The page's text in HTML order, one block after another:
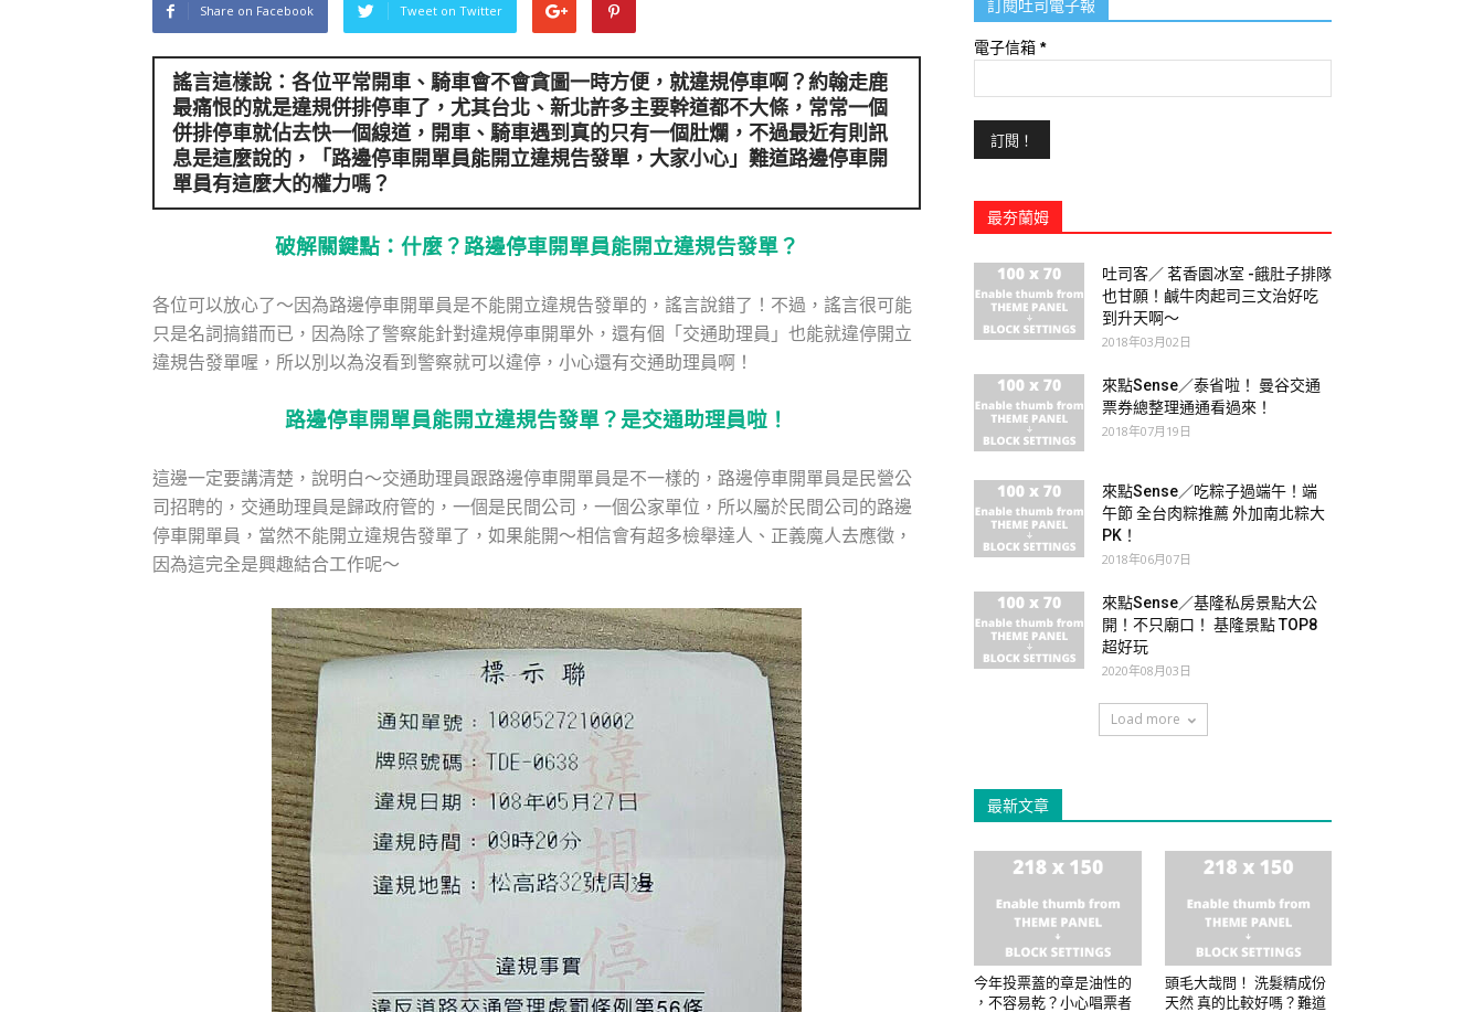
Share on Facebook Tweet on Twitter
謠言這樣說：各位平常開車、騎車會不會貪圖一時方便，就違規停車啊？約翰走鹿
最痛恨的就是違規併排停車了，尤其台北、新北許多主要幹道都不大條，常常一個
併排停車就佔去快一個線道，開車、騎車遇到真的只有一個肚爛，不過最近有則訊
息是這麼說的，「路邊停車開單員能開立違規告發單 ，大家小心」難道路邊停車開
單員有這麼大的權力嗎？
破解關鍵點：什麼？路邊停車開單員能開立違規告發單？
各位可以放心了～因為路邊停車開單員是不能開立違規告發單的，謠言說錯了！不過，謠言很可能
只是名詞搞錯而已，因為除了警察能針對違規停車開單外，還有個「交通助理員」也能就違停開立
違規告發單喔，所以別以為沒看到警察就可以違停，小心還有交通助理員啊！
路邊停車開單員能開立違規告發單？是交通助理員啦！
這邊一定要講清楚，說明白～交通助理員跟路邊停車開單員是不一樣的，路邊停車開單員是民營公
司招聘的，交通助理員是歸政府管的，一個是民間公司，一個公家單位，所以屬於民間公司的路邊
停車開單員，當然不能開立違規告發單了，如果能開～相信會有超多檢舉達人、正義魔人去應徵，
因為這完全是興趣結合工作呢～
訂閱吐司電子報
電子信箱 *
最夯蘭姆
吐司客／ 茗香園冰室 -餓肚子排隊
也甘願！鹹牛肉起司三文治好吃
到升天啊～
2018年03月02日
來點Sense／泰省啦！ 曼谷交通
票券總整理通通看過來！
2018年07月19日
來點Sense／吃粽子過端午！端
午節 全台肉粽推薦 外加南北粽大
PK！
2018年06月07日
來點Sense／基隆私房景點大公
開！不只廟口！ 基隆景點 TOP8
超好玩
2020年08月03日
Load more
最新文章
今年投票蓋的章是油性的
，不容易乾？小心唱票者
頭毛大哉問！ 洗髮精成份
天然 真的比較好嗎？難道